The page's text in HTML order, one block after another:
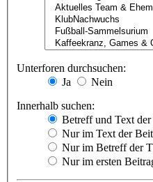
Unterforen durchsuchen:
Ja
Nein
Innerhalb suchen:
Betreff und Text
Nur im Text der
Nur im Betreff der
Nur im ersten